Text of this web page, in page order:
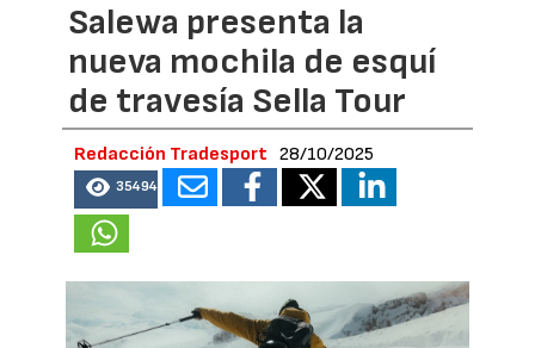
Salewa presenta la
nueva mochila de esquí
de travesía Sella Tour
Redacción Tradesport 28/10/2025
35494